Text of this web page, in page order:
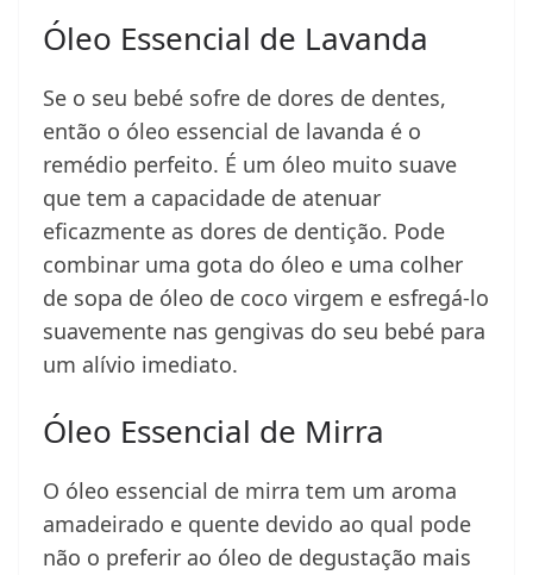
Óleo Essencial de Lavanda
Se o seu bebé sofre de dores de dentes,
então o óleo essencial de lavanda é o
remédio perfeito. É um óleo muito suave
que tem a capacidade de atenuar
eficazmente as dores de dentição. Pode
combinar uma gota do óleo e uma colher
de sopa de óleo de coco virgem e esfregá-lo
suavemente nas gengivas do seu bebé para
um alívio imediato.
Óleo Essencial de Mirra
O óleo essencial de mirra tem um aroma
amadeirado e quente devido ao qual pode
não o preferir ao óleo de degustação mais